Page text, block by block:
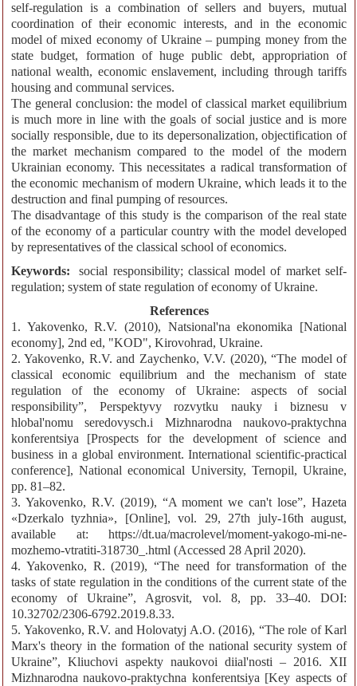
self-regulation is a combination of sellers and buyers, mutual
coordination of their economic interests, and in the economic
model of mixed economy of Ukraine – pumping money from the
state budget, formation of huge public debt, appropriation of
national wealth, economic enslavement, including through tariffs
housing and communal services.
The general conclusion: the model of classical market equilibrium
is much more in line with the goals of social justice and is more
socially responsible, due to its depersonalization, objectification of
the market mechanism compared to the model of the modern
Ukrainian economy. This necessitates a radical transformation of
the economic mechanism of modern Ukraine, which leads it to the
destruction and final pumping of resources.
The disadvantage of this study is the comparison of the real state
of the economy of a particular country with the model developed
by representatives of the classical school of economics.
Keywords:
social responsibility; classical model of market self-
regulation; system of state regulation of economy of Ukraine.
References
1. Yakovenko, R.V. (2010), Natsional'na ekonomika [National
economy], 2nd ed, "KOD", Kirovohrad, Ukraine.
2. Yakovenko, R.V. and Zaychenko, V.V. (2020), “The model of
classical economic equilibrium and the mechanism of state
regulation of the economy of Ukraine: aspects of social
responsibility”, Perspektyvy rozvytku nauky i biznesu v
hlobal'nomu seredovysch.i Mizhnarodnа naukovo-praktychnа
konferentsiya [Prospects for the development of science and
business in a global environment. International scientific-practical
conference], National economical University, Ternopil, Ukraine,
pp. 81–82.
3. Yakovenko, R.V. (2019), “A moment we can't lose”, Hazeta
«Dzerkalo tyzhnia», [Online], vol. 29, 27th july-16th august,
available at: https://dt.ua/macrolevel/moment-yakogo-mi-ne-
mozhemo-vtratiti-318730_.html (Accessed 28 April 2020).
4. Yakovenko, R. (2019), “The need for transformation of the
tasks of state regulation in the conditions of the current state of the
economy of Ukraine”, Agrosvit, vol. 8, pp. 33–40. DOI:
10.32702/2306-6792.2019.8.33.
5. Yakovenko, R.V. and Holovatyj A.O. (2016), “The role of Karl
Marx's theory in the formation of the national security system of
Ukraine”, Kliuchovi aspekty naukovoi diial'nosti – 2016. ХІІ
Mizhnarodnа naukovo-praktychnа konferentsiya [Key aspects of